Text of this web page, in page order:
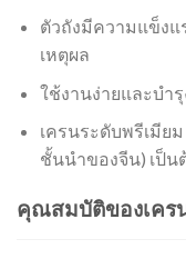
ตัวถังมีความแข็งแ
เหตุผล
ใช้งานง่ายและบำ
เครนระดับพรีเมียม
ชั้นนำของจีน) เป็น
คุณสมบัติของเคร